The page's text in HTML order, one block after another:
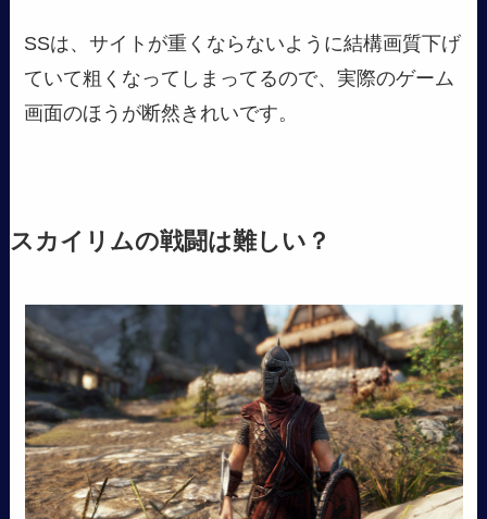
SSは、サイトが重くならないように結構画質下げ
ていて粗くなってしまってるので、実際のゲーム
画面のほうが断然きれいです。
スカイリムの戦闘は難しい？